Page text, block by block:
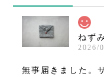
ねず
2026/
無事届きました。